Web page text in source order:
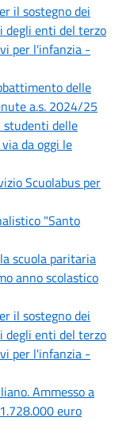
il sostegno dei
degli enti del terzo
per l'infanzia -
delle
a.s. 2024/25
studenti delle
da oggi le
Scuolabus per
"Santo
scuola paritaria
anno scolastico
il sostegno dei
degli enti del terzo
per l'infanzia -
Ammesso a
euro